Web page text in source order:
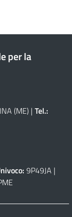
per la
(ME) | Tel.:
9P49JA |